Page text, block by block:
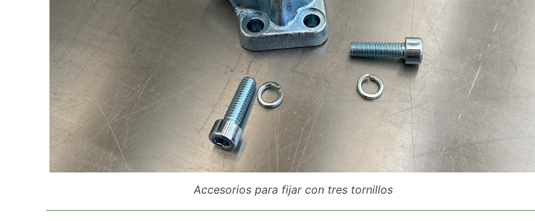
Accesorios para fijar con tres tornillos